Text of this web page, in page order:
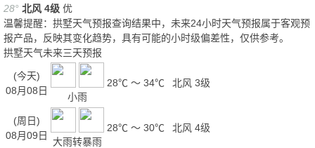
28° 北风 4级 优
温馨提醒：拱墅天气预报查询结果中，未来24小时天气预报属于客观预
报产品，反映其变化趋势，具有可能的小时级偏差性，仅供参考。
拱墅天气未来三天预报
(今天)
08月08日
小雨
28℃ ～ 34℃ 北风 3级
(周日)
08月09日
大雨转暴雨
28℃ ～ 30℃ 北风 4级